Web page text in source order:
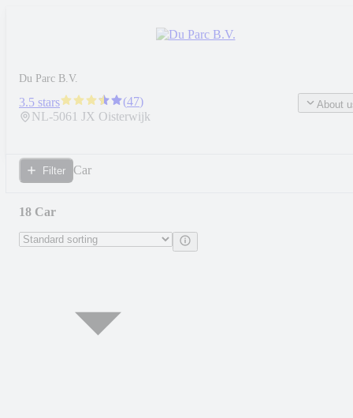
Du Parc B.V.
3.5 stars (47)
NL-5061 JX Oisterwijk
About
Filter Car
18 Car